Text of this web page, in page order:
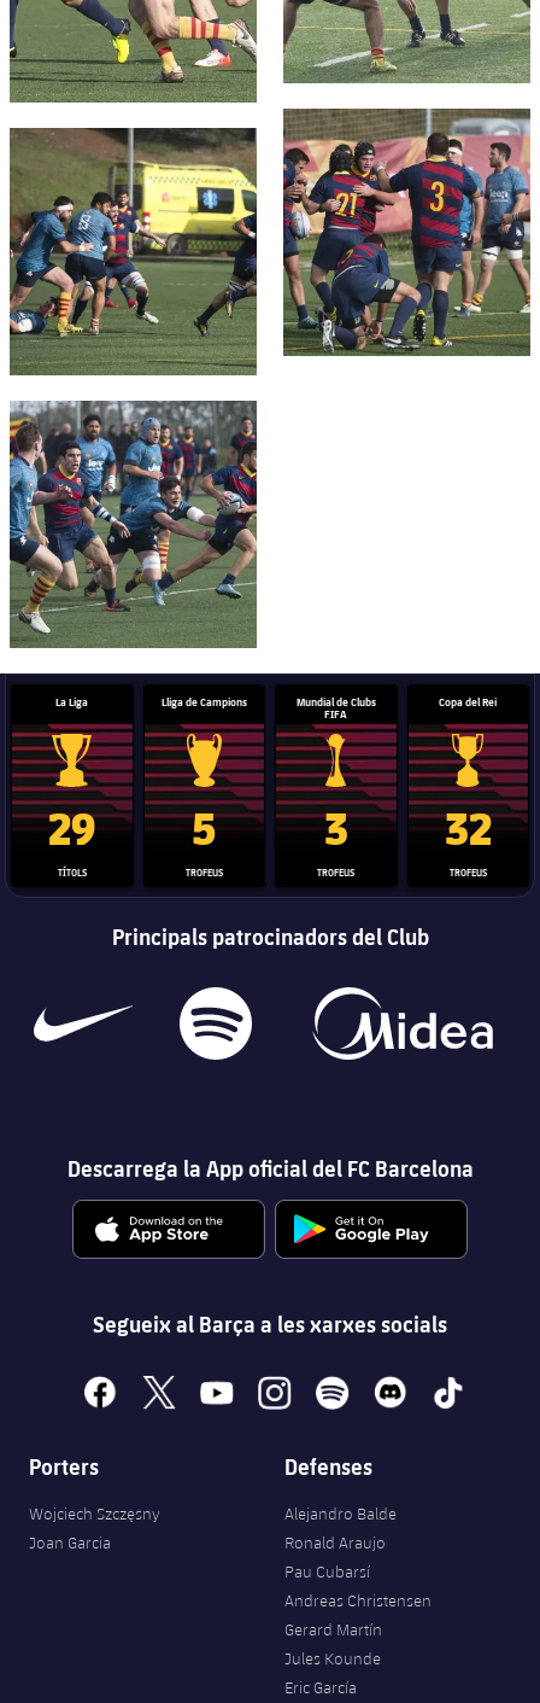
FC Barcelona club badge
FC Barcelona club badge
FC Barcelona club badge
La Liga
Trofeu de la Liga
29
TÍTOLS
Lliga de Campions
Trofeu de la Lliga de Campions
5
TROFEUS
Mundial de Clubs
FIFA
Trofeu del Mundial de Clubs
3
TROFEUS
Copa del Rei
Copa del
32
TROFEUS
Principals patrocinadors del Club
Descarrega la App oficial del FC Barcelona
Segueix al Barça a les xarxes socials
facebook
x youtubeinstagramspotify discord tiktok
Porters
Wojciech Szczęsny
Joan Garcia
Defenses
Alejandro Balde
Ronald Araujo
Pau Cubarsí
Andreas Christensen
Gerard Martín
Jules Kounde
Eric García